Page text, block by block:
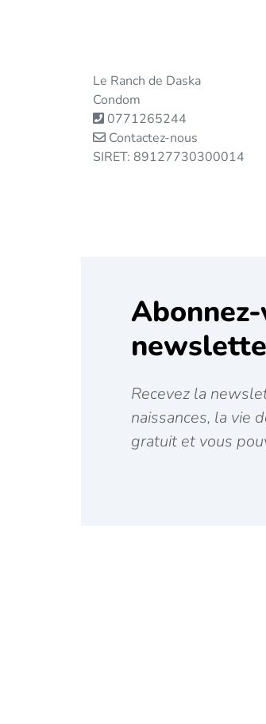
Le Ranch de Daska
Condom
0771265244
Contactez-nous
SIRET: 89127730300014
Recevez la
naissances, la vie
gratuit et vous